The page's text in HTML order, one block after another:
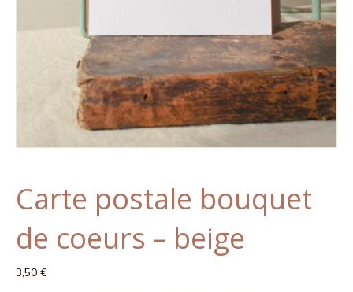
Carte postale bouquet
de coeurs – beige
3,50 €